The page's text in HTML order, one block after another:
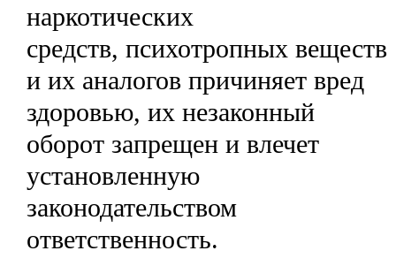
наркотических
средств, психотропных веществ
и их аналогов причиняет вред
здоровью, их незаконный
оборот запрещен и влечет
установленную
законодательством
ответственность.